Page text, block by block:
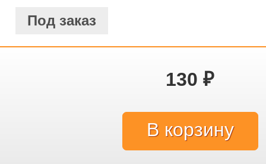
Под заказ
130 ₽